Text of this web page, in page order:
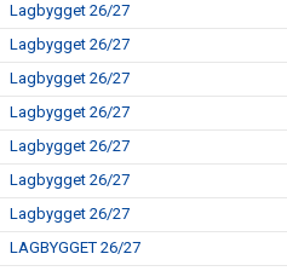
Lagbygget 26/27
Lagbygget 26/27
Lagbygget 26/27
Lagbygget 26/27
Lagbygget 26/27
Lagbygget 26/27
Lagbygget 26/27
LAGBYGGET 26/27